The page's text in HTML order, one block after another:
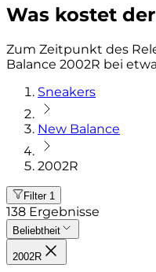
Was kostet
Zum Zeitpunkt des
Balance 2002R bei
Sneakers
New Balance
2002R
Filter 1
138 Ergebnisse
Beliebtheit
2002R